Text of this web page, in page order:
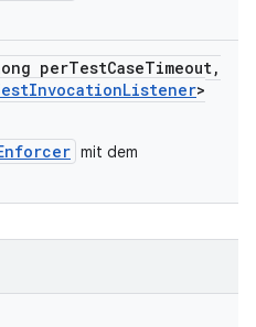
perTestCaseTimeout,
InvocationListener>
mit dem